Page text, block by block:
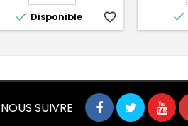
 Disponible favorite_border 
NOUS SUIVRE